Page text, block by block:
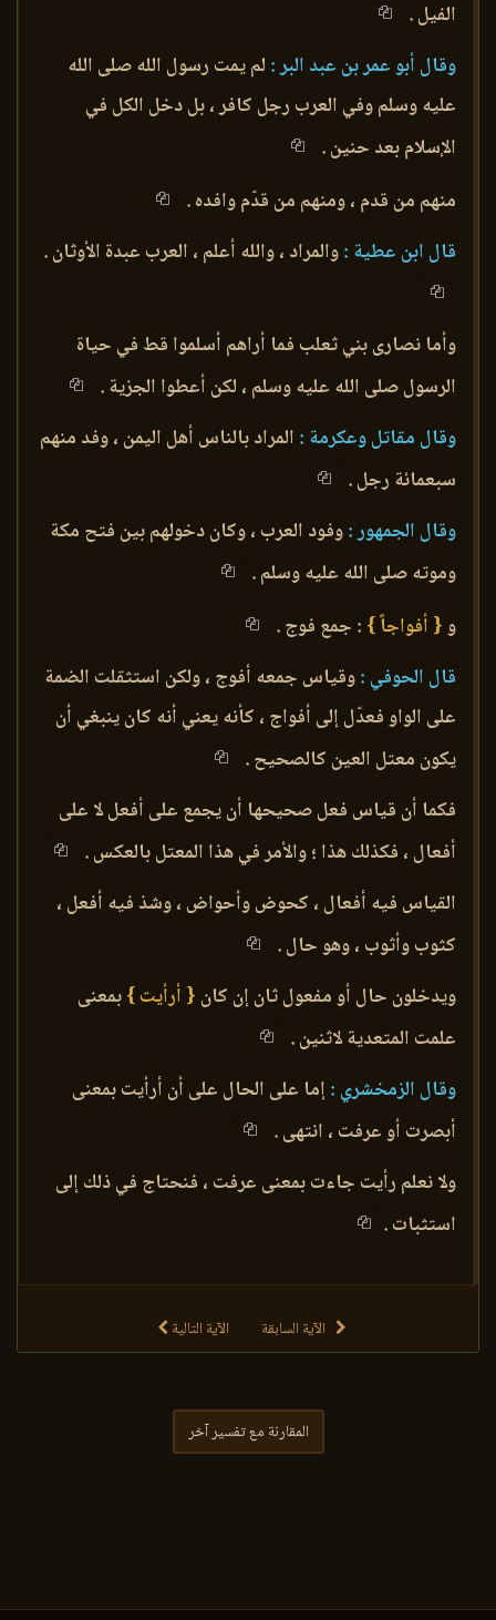
الفيل .
وقال أبو عمر بن عبد البر : لم يمت رسول الله صلى الله
عليه وسلم وفي العرب رجل كافر ، بل دخل الكل في
الإسلام بعد حنين .
منهم من قدم ، ومنهم من قدّم وافده .
قال ابن عطية :والمراد ، والله أعلم ، العرب عبدة الأوثان .
وأما نصارى بني ثعلب فما أراهم أسلموا قط في حياة
الرسول صلى الله عليه وسلم ، لكن أعطوا الجزية .
وقال مقاتل وعكرمة : المراد بالناس أهل اليمن ، وفد منهم
سبعمائة رجل .
وقال الجمهور :وفود العرب ، وكان دخولهم بين فتح مكة
وموته صلى الله عليه وسلم .
و{ أفواجاً } : جمع فوج .
قال الحوفي :وقياس جمعه أفوج ، ولكن استثقلت الضمة
على الواو فعدّل إلى أفواج ، كأنه يعني أنه كان ينبغي أن
يكون معتل العين كالصحيح .
فكما أن قياس فعل صحيحها أن يجمع على أفعل لا على
أفعال ، فكذلك هذا ؛ والأمر في هذا المعتل بالعكس .
القياس فيه أفعال ، كحوض وأحواض ، وشذ فيه أفعل ،
كثوب وأثوب ، وهو حال .
ويدخلون حال أو مفعول ثان إن كان { أرأيت }بمعنى
علمت المتعدية لاثنين .
وقال الزمخشري :إما على الحال على أن أرأيت بمعنى
أبصرت أو عرفت ، انتهى .
ولا نعلم رأيت جاءت بمعنى عرفت ، فنحتاج في ذلك إلى
استثبات .
الآية السابقة الآية التالية
المقارنة مع تفسير آخر